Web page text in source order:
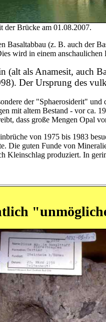
der Brücke am 01.08.2007.
Basaltabbau (z. B. auch der
wird in einem
(alt als Anamesit, auch
Der Ursprung des
der "Sphaerosiderit" und
mit altem Bestand - vor ca.
dass große Mengen Opal
von 1975 bis 1983
Die guten Funde von
Kleinschlag produziert. In